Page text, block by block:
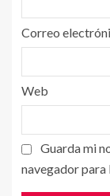
Correo
Web
Guarda mi
navegador para